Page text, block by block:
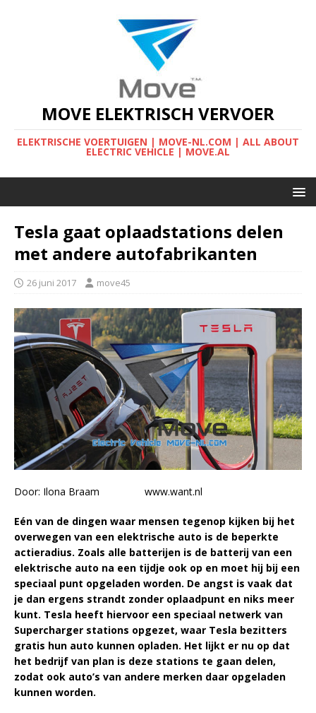
MOVE ELEKTRISCH VERVOER
ELEKTRISCHE VOERTUIGEN | MOVE-NL.COM | ALL ABOUT
ELECTRIC VEHICLE | MOVE.AL
Tesla gaat oplaadstations delen
met andere autofabrikanten
26 juni 2017 move45
Door: Ilona Braam www.want.nl
Eén van de dingen waar mensen tegenop kijken bij het
overwegen van een elektrische auto is de beperkte
actieradius. Zoals alle batterijen is de batterij van een
elektrische auto na een tijdje ook op en moet hij bij een
speciaal punt opgeladen worden. De angst is vaak dat
je dan ergens strandt zonder oplaadpunt en niks meer
kunt. Tesla heeft hiervoor een speciaal netwerk van
Supercharger stations opgezet, waar Tesla bezitters
gratis hun auto kunnen opladen. Het lijkt er nu op dat
het bedrijf van plan is deze stations te gaan delen,
zodat ook auto’s van andere merken daar opgeladen
kunnen worden.